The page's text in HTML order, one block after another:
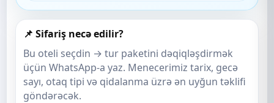
📌 Sifariş necə edilir?
Bu oteli seçdin → tur paketini dəqiqləşdirmək
üçün WhatsApp-a yaz. Menecerimiz tarix, gecə
sayı, otaq tipi və qidalanma üzrə ən uyğun təklifi
göndərəcək.